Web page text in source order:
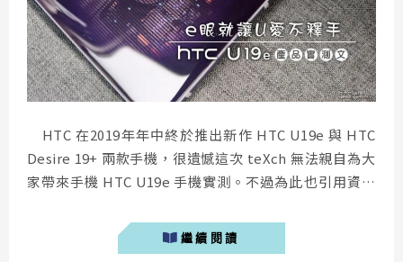
HTC 在2019年年中終於推出新作 HTC U19e 與 HTC
Desire 19+ 兩款手機，很遺憾這次 teXch 無法親自為大
家帶來手機 HTC U19e 手機實測。不過為此也引用資深
機 HTC U19e。 HTC U19e 優點 3930mAh超大電量：
電池續航持久力非常好，有史以...
繼續閱讀